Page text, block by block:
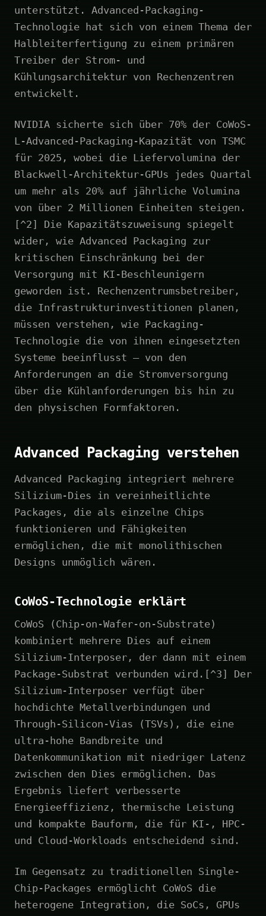
unterstützt. Advanced-Packaging-
Technologie hat sich von einem Thema der
Halbleiterfertigung zu einem primären
Treiber der Strom- und
Kühlungsarchitektur von Rechenzentren
entwickelt.
NVIDIA sicherte sich über 70% der CoWoS-
L-Advanced-Packaging-Kapazität von TSMC
für 2025, wobei die Liefervolumina der
Blackwell-Architektur-GPUs jedes Quartal
um mehr als 20% auf jährliche Volumina
von über 2 Millionen Einheiten steigen.
[^2] Die Kapazitätszuweisung spiegelt
wider, wie Advanced Packaging zur
kritischen Einschränkung bei der
Versorgung mit KI-Beschleunigern
geworden ist. Rechenzentrumsbetreiber,
die Infrastrukturinvestitionen planen,
müssen verstehen, wie Packaging-
Technologie die von ihnen eingesetzten
Systeme beeinflusst – von den
Anforderungen an die Stromversorgung
über die Kühlanforderungen bis hin zu
den physischen Formfaktoren.
Advanced Packaging verstehen
Advanced Packaging integriert mehrere
Silizium-Dies in vereinheitlichte
Packages, die als einzelne Chips
funktionieren und Fähigkeiten
ermöglichen, die mit monolithischen
Designs unmöglich wären.
CoWoS-Technologie erklärt
CoWoS (Chip-on-Wafer-on-Substrate)
kombiniert mehrere Dies auf einem
Silizium-Interposer, der dann mit einem
Package-Substrat verbunden wird.[^3] Der
Silizium-Interposer verfügt über
hochdichte Metallverbindungen und
Through-Silicon-Vias (TSVs), die eine
ultra-hohe Bandbreite und
Datenkommunikation mit niedriger Latenz
zwischen den Dies ermöglichen. Das
Ergebnis liefert verbesserte
Energieeffizienz, thermische Leistung
und kompakte Bauform, die für KI-, HPC-
und Cloud-Workloads entscheidend sind.
Im Gegensatz zu traditionellen Single-
Chip-Packages ermöglicht CoWoS die
heterogene Integration, die SoCs, GPUs